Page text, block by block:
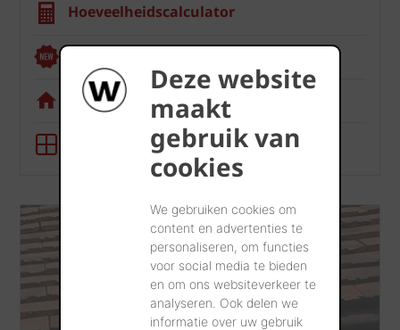
Deze website
maakt
gebruik van
cookies
We gebruiken cookies om
content en advertenties te
personaliseren, om functies
voor social media te bieden
en om ons websiteverkeer te
analyseren. Ook delen we
informatie over uw gebruik
Hoeveelheidscalculator
Visualisatietool